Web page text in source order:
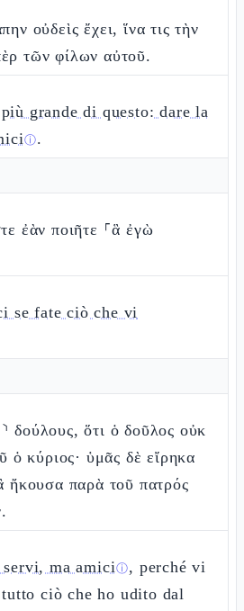
οὐδεὶς ἔχει, ἵνα τις τὴν
τῶν φίλων αὐτοῦ.
grande di questo: dare la
ⓘ.
ἐὰν ποιῆτε ⸀ἃ ἐγὼ
se fate ciò che vi
δούλους, ὅτι ὁ δοῦλος οὐκ
ὁ κύριος· ὑμᾶς δὲ εἴρηκα
ἤκουσα παρὰ τοῦ πατρός
ma amiciⓘ, perché vi
ciò che ho udito dal